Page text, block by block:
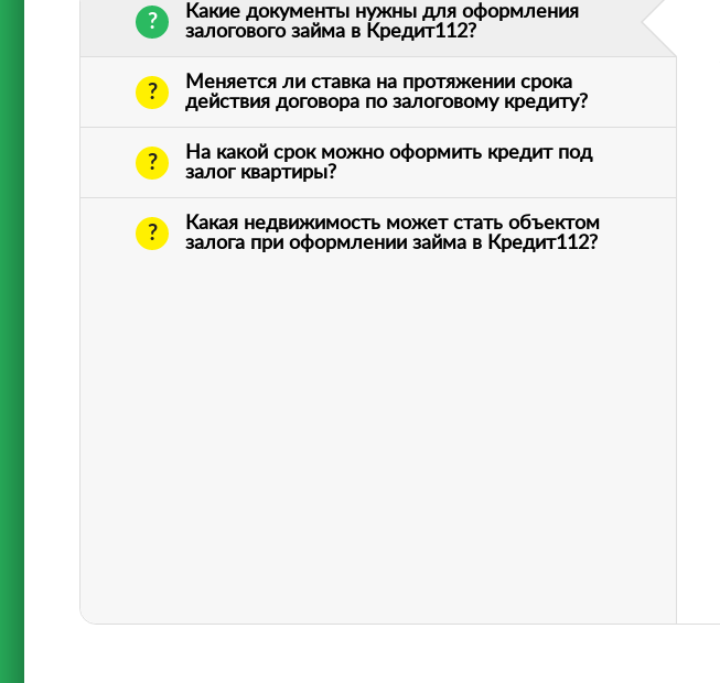
Какие документы нужны для оформления
залогового займа в Кредит112?
Меняется ли ставка на протяжении срока
действия договора по залоговому кредиту?
На какой срок можно оформить кредит под
залог квартиры?
Какая недвижимость может стать объектом
залога при оформлении займа в Кредит112?